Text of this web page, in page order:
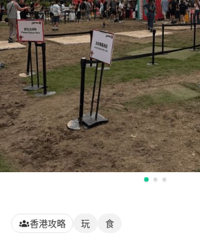
香港攻略 玩 食